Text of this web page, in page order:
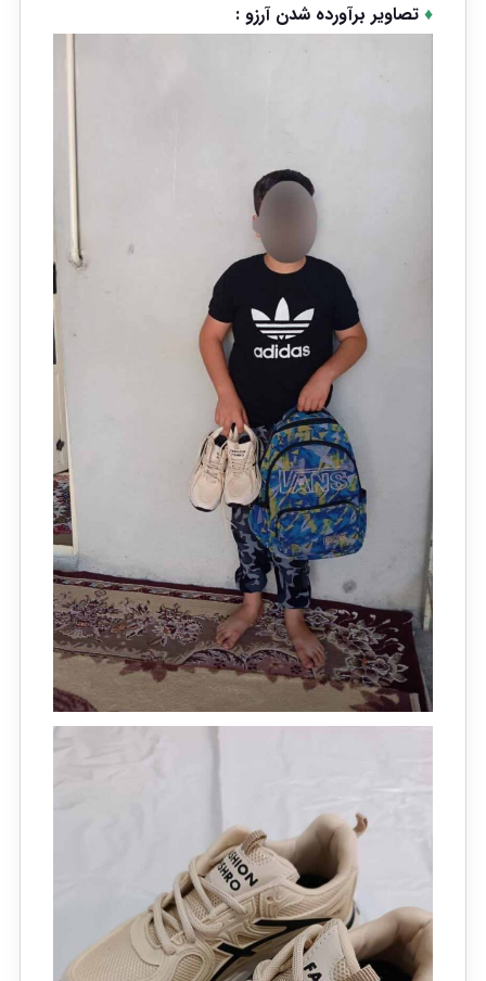
♦تصاویر برآورده شدن آرزو :